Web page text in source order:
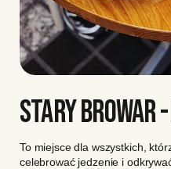
STARY BROWAR
To miejsce dla wszystkich,
celebrować jedzenie i